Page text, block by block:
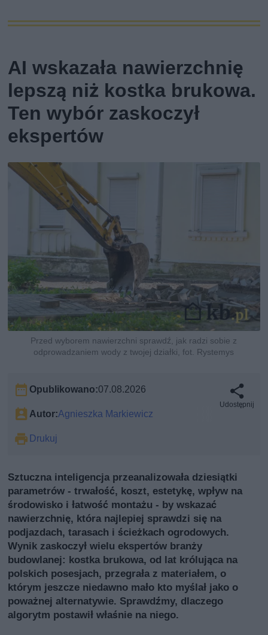
AI wskazała nawierzchnię
lepszą niż kostka brukowa.
Ten wybór zaskoczył
ekspertów
Przed wyborem nawierzchni sprawdź, jak radzi sobie z
odprowadzaniem wody z twojej działki, fot. Rystemys
Opublikowano:07.08.2026
Autor:Agnieszka Markiewicz
Drukuj
Udostępnij
Sztuczna inteligencja przeanalizowała dziesiątki
parametrów - trwałość, koszt, estetykę, wpływ na
środowisko i łatwość montażu - by wskazać
nawierzchnię, która najlepiej sprawdzi się na
podjazdach, tarasach i ścieżkach ogrodowych.
Wynik zaskoczył wielu ekspertów branży
budowlanej: kostka brukowa, od lat królująca na
polskich posesjach, przegrała z materiałem, o
którym jeszcze niedawno mało kto myślał jako o
poważnej alternatywie. Sprawdźmy, dlaczego
algorytm postawił właśnie na niego.